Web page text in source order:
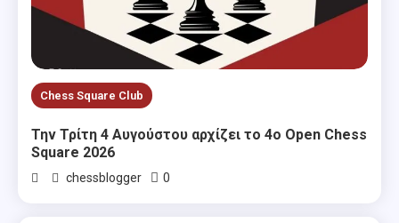
Chess Square Club
Την Τρίτη 4 Αυγούστου αρχίζει το 4ο Open Chess
Square 2026
chessblogger 0